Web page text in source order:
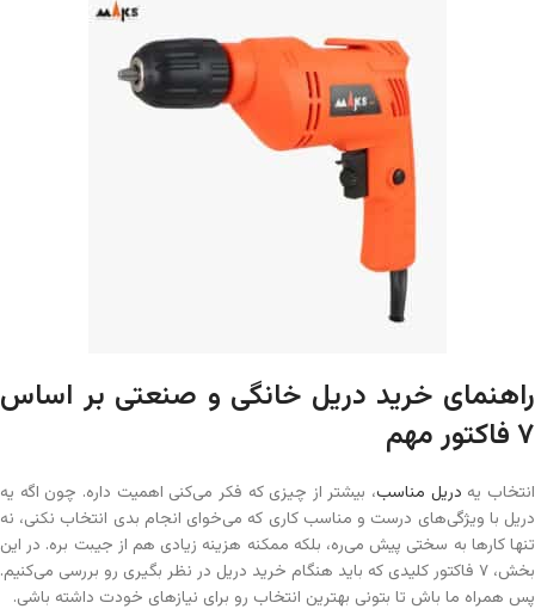
راهنمای خرید دریل خانگی و صنعتی بر اساس
۷ فاکتور مهم
انتخاب یه دریل مناسب، بیشتر از چیزی که فکر می‌کنی اهمیت داره. چون اگه یه
دریل با ویژگی‌های درست و مناسب کاری که می‌خوای انجام بدی انتخاب نکنی، نه
تنها کارها به سختی پیش می‌ره، بلکه ممکنه هزینه زیادی هم از جیبت بره. در این
بخش، ۷ فاکتور کلیدی که باید هنگام خرید دریل در نظر بگیری رو بررسی می‌کنیم.
پس همراه ما باش تا بتونی بهترین انتخاب رو برای نیازهای خودت داشته باشی.